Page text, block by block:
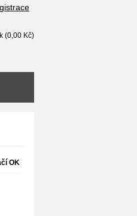
(0,00 Kč)
OK